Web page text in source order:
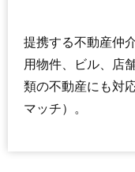
提携する不動産仲
用物件、ビル、店
類の不動産にも対
マッチ）。